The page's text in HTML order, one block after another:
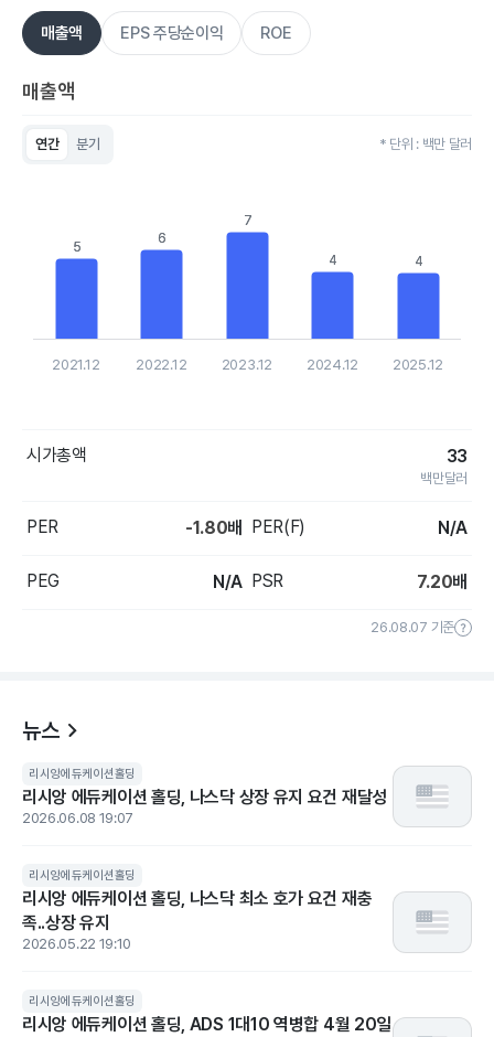
매출액 EPS 주당순이익 ROE
매출액
연간 분기 * 단위 : 백만 달러
The chart has 1 X axis displaying categories.
The chart has 1 Y axis displaying values. Data ranges from
5
5
6
6
7
7
4
4 4
4
2021.12 2022.12 2023.12 2024.12 2025.12
시가총액 33
백만달러
PER -1.80배 PER(F) N/A
PEG N/A PSR 7.20배
26.08.07 기준
뉴스
리시앙에듀케이션홀딩
리시앙 에듀케이션 홀딩, 나스닥 상장 유지 요건 재달성
2026.06.08 19:07
리시앙에듀케이션홀딩
리시앙 에듀케이션 홀딩, 나스닥 최소 호가 요건 재충
족..상장 유지
2026.05.22 19:10
리시앙에듀케이션홀딩
리시앙 에듀케이션 홀딩, ADS 1대10 역병합 4월 20일